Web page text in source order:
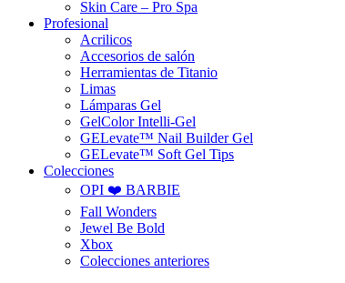
Skin Care – Pro Spa
Profesional
Acrilicos
Accesorios de salón
Herramientas de Titanio
Limas
Lámparas Gel
GelColor Intelli-Gel
GELevate™ Nail Builder Gel
GELevate™ Soft Gel Tips
Colecciones
OPI ❤️ BARBIE
Fall Wonders
Jewel Be Bold
Xbox
Colecciones anteriores